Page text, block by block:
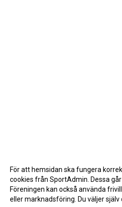
För att hemsidan ska fungera
cookies från SportAdmin. Dessa
Föreningen kan också använda
eller marknadsföring. Du väljer själv